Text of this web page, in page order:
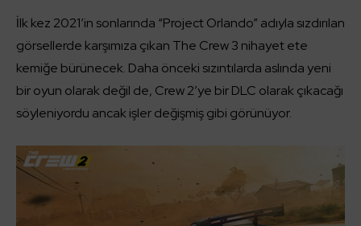
İlk kez 2021’in sonlarında “Project Orlando” adıyla sızdırılan
görsellerde karşımıza çıkan The Crew 3 nihayet ete
kemiğe bürünecek. Daha önceki sızıntılarda aslında yeni
bir oyun olarak değil de, Crew 2’ye bir DLC olarak çıkacağı
söyleniyordu ancak işler değişmiş gibi görünüyor.